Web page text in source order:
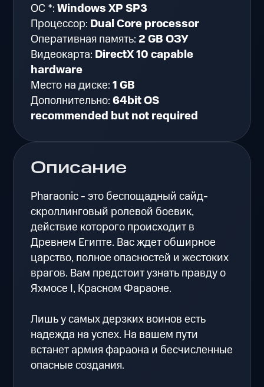
Описание
Pharaonic - это беспощадный сайд-
скроллинговый ролевой боевик,
действие которого происходит в
Древнем Египте. Вас ждет обширное
царство, полное опасностей и жестоких
врагов. Вам предстоит узнать правду о
Яхмосе I, Красном Фараоне.
Лишь у самых дерзких воинов есть
надежда на успех. На вашем пути
встанет армия фараона и бесчисленные
опасные создания.
ОС *:Windows XP SP3
Процессор: Dual Core processor
Оперативная память: 2 GB ОЗУ
Видеокарта: DirectX 10 capable
hardware
Место на диске:1 GB
Дополнительно:64bit OS
recommended but not required